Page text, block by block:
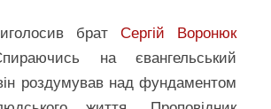
брат Сергій Воронюк
на євангельський
роздумував над фундаментом